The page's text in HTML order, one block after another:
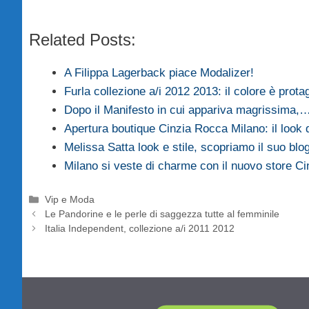
Related Posts:
A Filippa Lagerback piace Modalizer!
Furla collezione a/i 2012 2013: il colore è
Dopo il Manifesto in cui appariva magrissima,…
Apertura boutique Cinzia Rocca Milano: il look
Melissa Satta look e stile, scopriamo il suo
Milano si veste di charme con il nuovo store
Categorie
Vip e Moda
Le Pandorine e le perle di saggezza tutte al femminile
Italia Independent, collezione a/i 2011 2012